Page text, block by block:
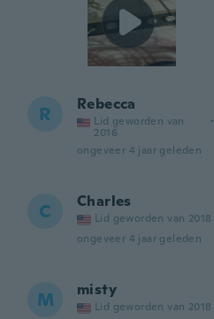
R Rebecca
Lid geworden van
2016
·
ongeveer 4 jaar geleden
C Charles
Lid geworden van 2018
ongeveer 4 jaar geleden
M misty
Lid geworden van 2018